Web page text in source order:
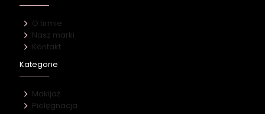
O firmie
Nasz marki
Kontakt
Kategorie
Makijaż
Pielęgnacja